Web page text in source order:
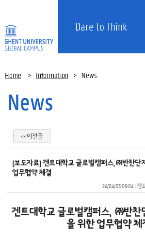
Dare to Think
Home > Information > News
News
<<이전글
[보도자료] 겐트대학교 글로벌캠퍼스, ㈜반찬단
업무협약 체결
24/04/03 09:04| 겐
겐트대학교 글로벌캠퍼스, ㈜반찬
을 위한 업무협약 체